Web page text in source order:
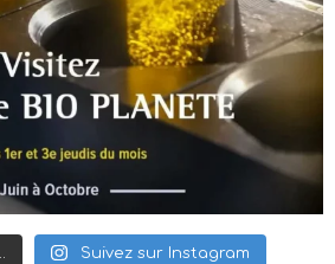
Suivez sur Instagram